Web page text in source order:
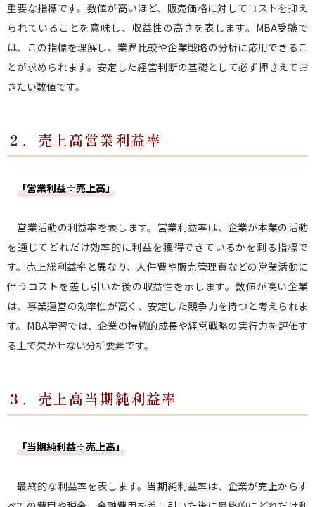
重要な指標です。数値が高いほど、販売価格に対してコストを抑え
られていることを意味し、収益性の高さを表します。MBA受験で
は、この指標を理解し、業界比較や企業戦略の分析に応用できるこ
とが求められます。安定した経営判断の基礎として必ず押さえてお
きたい数値です。
２．売上高営業利益率
「営業利益÷売上高」
営業活動の利益率を表します。営業利益率は、企業が本業の活動
を通じてどれだけ効率的に利益を獲得できているかを測る指標で
す。売上総利益率と異なり、人件費や販売管理費などの営業活動に
伴うコストを差し引いた後の収益性を示します。数値が高い企業
は、事業運営の効率性が高く、安定した競争力を持つと考えられま
す。MBA学習では、企業の持続的成長や経営戦略の実行力を評価す
る上で欠かせない分析要素です。
３．売上高当期純利益率
「当期純利益÷売上高」
最終的な利益率を表します。当期純利益率は、企業が売上からす